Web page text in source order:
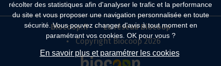
récolter des statistiques afin d'analyser le trafic et la performance
du site et vous proposer une navigation personnalisée en toute
sécurité. Vous pouvez changer d'avis à tout moment en
paramétrant vos cookies. OK pour vous ?
En savoir plus et paramétrer les cookies
Biocoop.fr
Le réseau Biocoop
Copyright Biocoop 2026